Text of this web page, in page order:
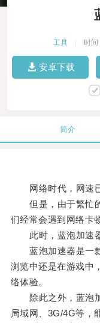
工具 时
安卓下载
简介
网络时代，网速已
但是，由于繁忙的
们经常会遇到网络卡
此时，蓝泡加速器
蓝泡加速器是一款
浏览中还是在游戏中
络体验。
除此之外，蓝泡加
局域网、3G/4G等，